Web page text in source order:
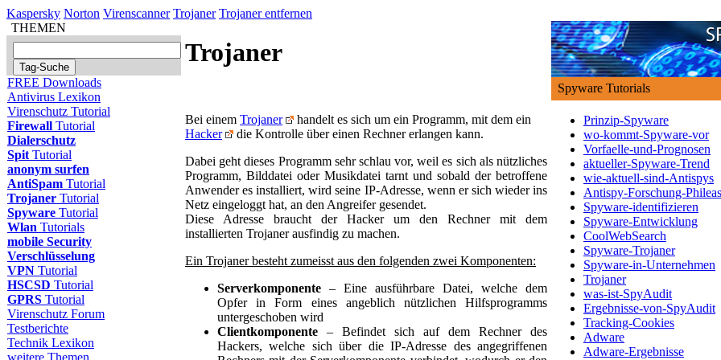
Kaspersky Norton Virenscanner Trojaner Trojaner entfernen
THEMEN
FREE Downloads
Antivirus Lexikon
Virenschutz Tutorial
Firewall Tutorial
Dialerschutz
Spit Tutorial
anonym surfen
AntiSpam Tutorial
Trojaner Tutorial
Spyware Tutorial
Wlan Tutorials
mobile Security
Verschlüsselung
VPN Tutorial
HSCSD Tutorial
GPRS Tutorial
Virenschutz Forum
Testberichte
Technik Lexikon
weitere Themen
Trojaner
Bei einem Trojaner
handelt es sich um ein Programm, mit dem ein
Hacker
die Kontrolle über einen Rechner erlangen kann.
Dabei geht dieses Programm sehr schlau vor, weil es sich als nützliches
Programm, Bilddatei oder Musikdatei tarnt und sobald der betroffene
Anwender es installiert, wird seine IP-Adresse, wenn er sich wieder ins
Netz eingeloggt hat, an den Angreifer gesendet.
Diese Adresse braucht der Hacker um den Rechner mit dem
installierten Trojaner ausfindig zu machen.
Ein Trojaner besteht zumeisst aus den folgenden zwei Komponenten:
Serverkomponente – Eine ausführbare Datei, welche dem
Opfer in Form eines angeblich nützlichen Hilfsprogramms
untergeschoben wird
Clientkomponente – Befindet sich auf dem Rechner des
Hackers, welche sich über die IP-Adresse des angegriffenen
Spyware Tutorials
Prinzip-Spyware
wo-kommt-Spyware-vor
Vorfaelle-und-Prognosen
aktueller-Spyware-Trend
wie-aktuell-sind-Antispys
Antispy-Forschung-Phileas
Spyware-identifizieren
Spyware-Entwicklung
CoolWebSearch
Spyware-Trojaner
Spyware-in-Unternehmen
Trojaner
was-ist-SpyAudit
Ergebnisse-von-SpyAudit
Tracking-Cookies
Adware
Adware-Ergebnisse